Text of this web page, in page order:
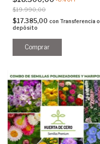
$19.990,00
$17.385,00 con Transferencia o
depósito